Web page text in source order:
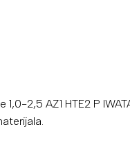
1,0-2,5 AZ1 HTE2 P